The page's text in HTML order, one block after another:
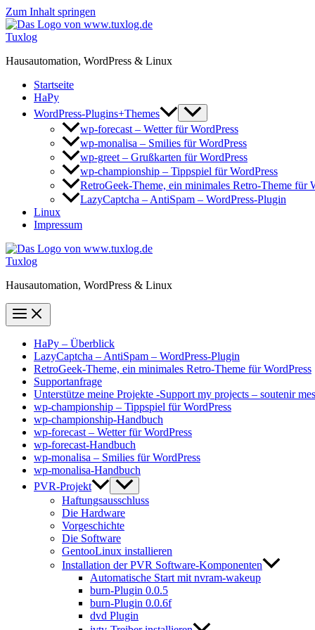
Zum Inhalt springen
Tuxlog
Hausautomation, WordPress & Linux
Startseite
HaPy
WordPress-Plugins+Themes
wp-forecast – Wetter für WordPress
wp-monalisa – Smilies für WordPress
wp-greet – Grußkarten für WordPress
wp-championship – Tippspiel für WordPress
RetroGeek-Theme, ein minimales Retro-Theme für
LazyCaptcha – AntiSpam – WordPress-Plugin
Linux
Impressum
Tuxlog
Hausautomation, WordPress & Linux
HaPy – Überblick
LazyCaptcha – AntiSpam – WordPress-Plugin
RetroGeek-Theme, ein minimales Retro-Theme für WordPress
Supportanfrage
Unterstütze meine Projekte -Support my projects – soutenir
wp-championship – Tippspiel für WordPress
wp-championship-Handbuch
wp-forecast – Wetter für WordPress
wp-forecast-Handbuch
wp-monalisa – Smilies für WordPress
wp-monalisa-Handbuch
PVR-Projekt
Haftungsausschluss
Die Hardware
Vorgeschichte
Die Software
GentooLinux installieren
Installation der PVR Software-Komponenten
Automatische Start mit nvram-wakeup
burn-Plugin 0.0.5
burn-Plugin 0.0.6f
dvd Plugin